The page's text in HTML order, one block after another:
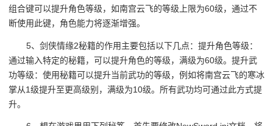
组合键可以提升角色等级，如南宫云飞的等级上限为60级，通过不
断使用此键，角色能力将逐渐增强。
5、剑侠情缘2秘籍的作用主要包括以下几点：提升角色等级：
通过输入特定的秘籍，可以提升角色的等级，满级为60级。提升武
功等级：使用秘籍可以提升当前武功的等级，例如将南宫云飞的寒冰
掌从1级提升至更高级别，满级为10级。所有武功均可通过此方式提
升。